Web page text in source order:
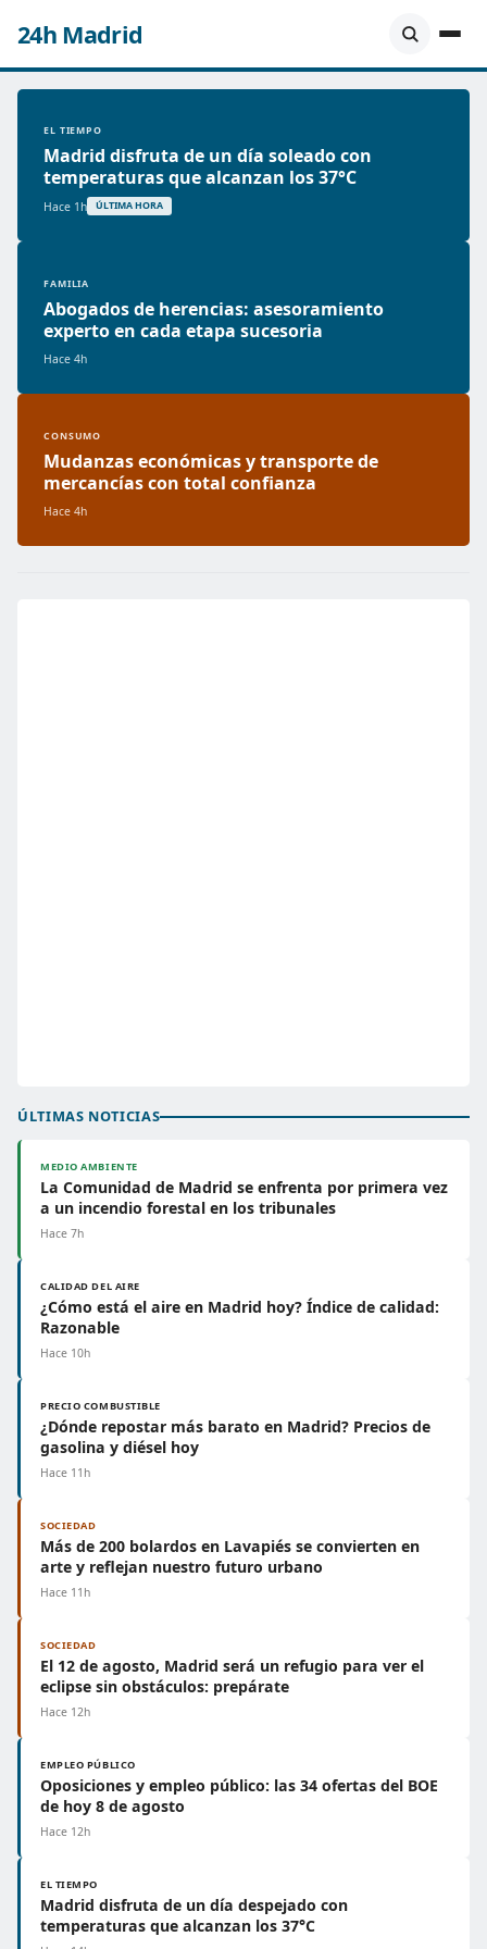
24h Madrid
EL TIEMPO
Madrid disfruta de un día soleado con
temperaturas que alcanzan los 37°C
Hace 1h ÚLTIMA HORA
FAMILIA
Abogados de herencias: asesoramiento
experto en cada etapa sucesoria
Hace 4h
CONSUMO
Mudanzas económicas y transporte de
mercancías con total confianza
Hace 4h
ÚLTIMAS NOTICIAS
MEDIO AMBIENTE
La Comunidad de Madrid se enfrenta por primera vez
a un incendio forestal en los tribunales
Hace 7h
CALIDAD DEL AIRE
¿Cómo está el aire en Madrid hoy? Índice de calidad:
Razonable
Hace 10h
PRECIO COMBUSTIBLE
¿Dónde repostar más barato en Madrid? Precios de
gasolina y diésel hoy
Hace 11h
SOCIEDAD
Más de 200 bolardos en Lavapiés se convierten en
arte y reflejan nuestro futuro urbano
Hace 11h
SOCIEDAD
El 12 de agosto, Madrid será un refugio para ver el
eclipse sin obstáculos: prepárate
Hace 12h
EMPLEO PÚBLICO
Oposiciones y empleo público: las 34 ofertas del BOE
de hoy 8 de agosto
Hace 12h
EL TIEMPO
Madrid disfruta de un día despejado con
temperaturas que alcanzan los 37°C